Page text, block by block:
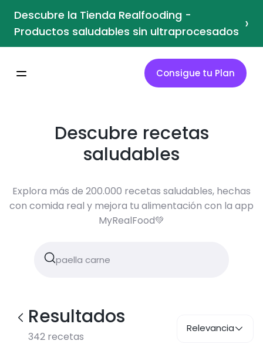
Descubre la Tienda Realfooding -
Productos saludables sin ultraprocesados ›
Consigue tu Plan
Descubre recetas
saludables
Explora más de 200.000 recetas saludables, hechas
con comida real y mejora tu alimentación con la app
MyRealFood💚
Resultados
342 recetas
Relevancia